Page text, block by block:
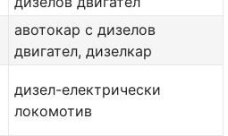
авотокар с дизелов
двигател, дизелкар
дизел-електрически
локомотив